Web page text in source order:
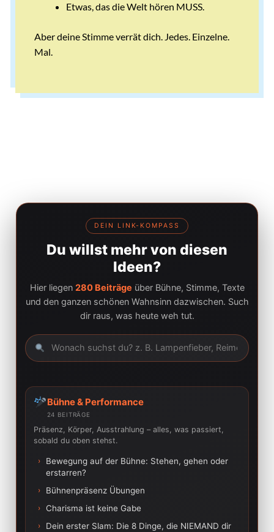
Etwas, das die Welt hören MUSS.
Aber deine Stimme verrät dich. Jedes. Einzelne.
Mal.
DEIN LINK-KOMPASS
Du willst mehr von diesen
Ideen?
Hier liegen 280 Beiträge über Bühne, Stimme, Texte
und den ganzen schönen Wahnsinn dazwischen. Such
dir raus, was heute weh tut.
Bühne & Performance
24 BEITRÄGE
Präsenz, Körper, Ausstrahlung – alles, was passiert,
sobald du oben stehst.
›
Bewegung auf der Bühne: Stehen, gehen oder
erstarren?
› Bühnenpräsenz Übungen
› Charisma ist keine Gabe
›
Dein erster Slam: Die 8 Dinge, die NIEMAND dir